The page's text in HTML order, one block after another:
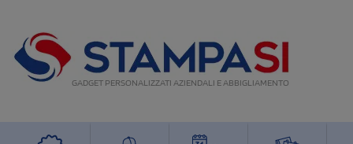
GADGET PERSONALIZZATI AZIENDALI E ABBIGLIAMENTO